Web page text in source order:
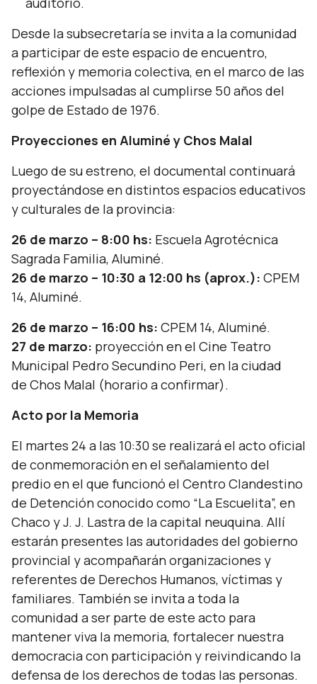
Desde la subsecretaría se invita a la comunidad
a participar de este espacio de encuentro,
reflexión y memoria colectiva, en el marco de las
acciones impulsadas al cumplirse 50 años del
golpe de Estado de 1976.
Proyecciones en Aluminé y Chos Malal
Luego de su estreno, el documental continuará
proyectándose en distintos espacios educativos
y culturales de la provincia:
26 de marzo – 8:00 hs: Escuela Agrotécnica
Sagrada Familia, Aluminé.
26 de marzo – 10:30 a 12:00 hs (aprox.): CPEM
14, Aluminé.
26 de marzo – 16:00 hs: CPEM 14, Aluminé.
27 de marzo: proyección en el Cine Teatro
Municipal Pedro Secundino Peri, en la ciudad
de Chos Malal (horario a confirmar).
Acto por la Memoria
El martes 24 a las 10:30 se realizará el acto oficial
de conmemoración en el señalamiento del
predio en el que funcionó el Centro Clandestino
de Detención conocido como “La Escuelita”, en
Chaco y J. J. Lastra de la capital neuquina. Allí
estarán presentes las autoridades del gobierno
provincial y acompañarán organizaciones y
referentes de Derechos Humanos, víctimas y
familiares. También se invita a toda la
comunidad a ser parte de este acto para
mantener viva la memoria, fortalecer nuestra
democracia con participación y reivindicando la
defensa de los derechos de todas las personas.